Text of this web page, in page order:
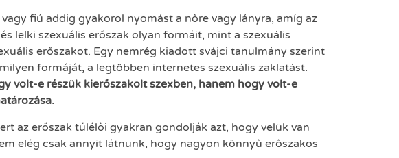
fiú addig gyakorol nyomást a nőre vagy lányra, amíg az
lelki szexuális erőszak olyan formáit, mint a szexuális
erőszakot. Egy nemrég kiadott svájci tanulmány szerint
formáját, a legtöbben internetes szexuális zaklatást.
volt-e részük kierőszakolt szexben, hanem hogy volt-e
az erőszak túlélői gyakran gondolják azt, hogy velük van
elég csak annyit látnunk, hogy nagyon könnyű erőszakos